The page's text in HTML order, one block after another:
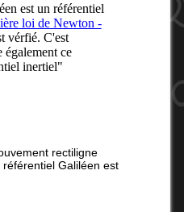
est un référentiel
loi de Newton -
vérfié. C'est
ce
inertiel"
rectiligne
Galiléen est